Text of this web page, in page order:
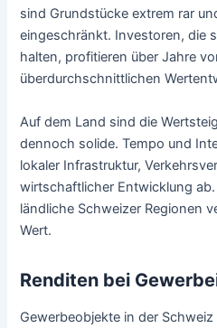
sind Grundstücke extrem rar
eingeschränkt. Investoren, die
halten, profitieren über Jahre
überdurchschnittlichen
Auf dem Land sind die
dennoch solide. Tempo und
lokaler Infrastruktur,
wirtschaftlicher Entwicklung
ländliche Schweizer Regionen
Wert.
Renditen bei
Gewerbeobjekte in der